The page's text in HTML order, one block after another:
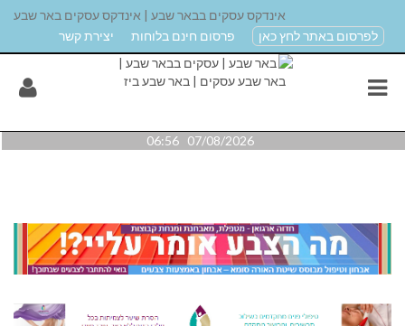
אינדקס עסקים בבאר שבע | אינדקס עסקים באר שבע
לפרסום באתר לחץ כאן
פרסום חינם בלוחות יצירת קשר
07/08/2026 06:56